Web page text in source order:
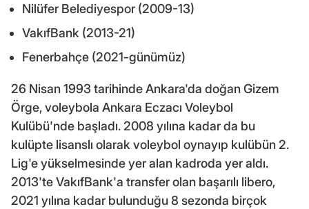
Nilüfer Belediyespor (2009-13)
VakıfBank (2013-21)
Fenerbahçe (2021-günümüz)
26 Nisan 1993 tarihinde Ankara'da doğan Gizem
Örge, voleybola Ankara Eczacı Voleybol
Kulübü'nde başladı. 2008 yılına kadar da bu
kulüpte lisanslı olarak voleybol oynayıp kulübün 2.
Lig'e yükselmesinde yer alan kadroda yer aldı.
2013'te VakıfBank'a transfer olan başarılı libero,
2021 yılına kadar bulunduğu 8 sezonda birçok